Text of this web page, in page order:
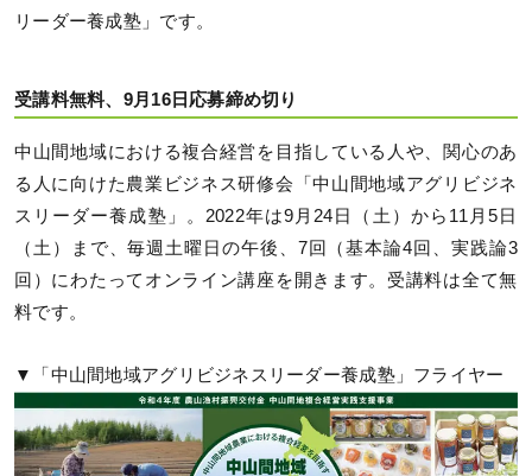
リーダー養成塾」です。
受講料無料、9月16日応募締め切り
中山間地域における複合経営を目指している人や、関心のあ
る人に向けた農業ビジネス研修会「中山間地域アグリビジネ
スリーダー養成塾」。2022年は9月24日（土）から11月5日
（土）まで、毎週土曜日の午後、7回（基本論4回、実践論3
回）にわたってオンライン講座を開きます。受講料は全て無
料です。
▼「中山間地域アグリビジネスリーダー養成塾」フライヤー